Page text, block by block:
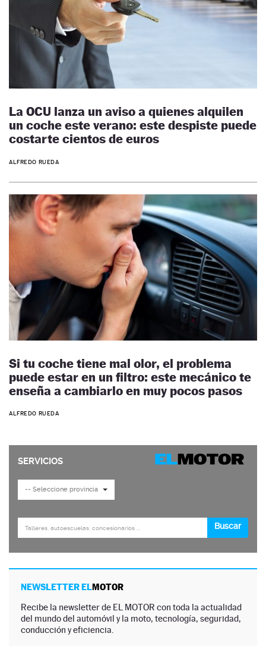
La OCU lanza un aviso a quienes alquilen
un coche este verano: este despiste puede
costarte cientos de euros
ALFREDO RUEDA
Si tu coche tiene mal olor, el problema
puede estar en un filtro: este mecánico te
enseña a cambiarlo en muy pocos pasos
ALFREDO RUEDA
NEWSLETTER ELMOTOR
Recibe la newsletter de EL MOTOR con toda la actualidad
del mundo del automóvil y la moto, tecnología, seguridad,
conducción y eficiencia.